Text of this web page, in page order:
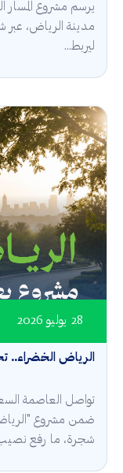
يرسم مشروع المسار
ليربط...
الرياض الخضراء..
28 يوليو 2026
تواصل العاصمة
شجرة، ما رفع